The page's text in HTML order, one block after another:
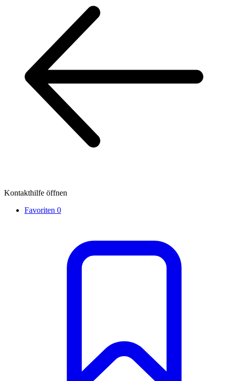
Kontakthilfe öffnen
Favoriten 0